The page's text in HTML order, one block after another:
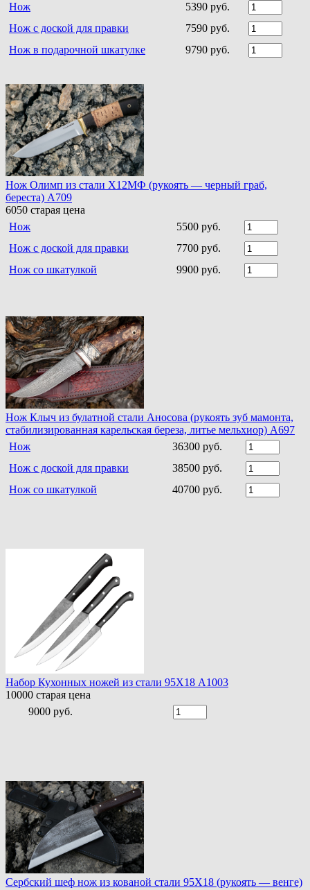
Нож
5390 руб.
Нож с доской для правки
7590 руб.
Нож в подарочной шкатулке
9790 руб.
Нож Олимп из стали Х12МФ (рукоять — черный граб,
береста) A709
6050 старая цена
Нож
5500 руб.
Нож с доской для правки
7700 руб.
Нож со шкатулкой
9900 руб.
Нож Клыч из булатной стали Аносова (рукоять зуб мамонта,
стабилизированная карельская береза, литье мельхиор) A697
Нож
36300 руб.
Нож с доской для правки
38500 руб.
Нож со шкатулкой
40700 руб.
Набор Кухонных ножей из стали 95Х18 A1003
10000 старая цена
9000 руб.
Сербский шеф нож из кованой стали 95Х18 (рукоять — венге)